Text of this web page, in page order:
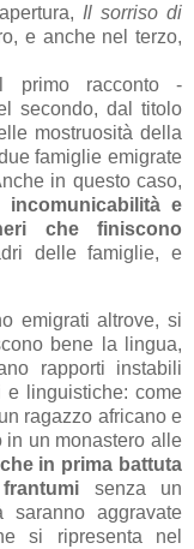
Il sorriso di
e anche nel terzo,
primo racconto -
secondo, dal titolo
mostruosità della
famiglie emigrate
in questo caso,
incomunicabilità e
che finiscono
delle famiglie, e
emigrati altrove, si
bene la lingua,
rapporti instabili
e linguistiche: come
ragazzo africano e
in un monastero alle
in prima battuta
senza un
saranno aggravate
si ripresenta nel